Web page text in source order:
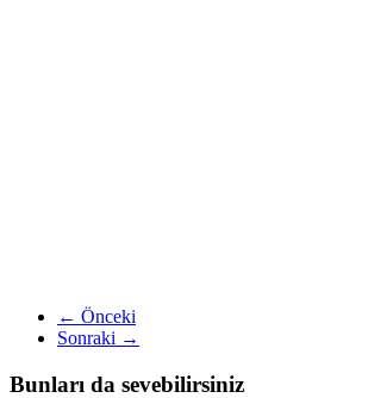
← Önceki
Sonraki →
Bunları da sevebilirsiniz